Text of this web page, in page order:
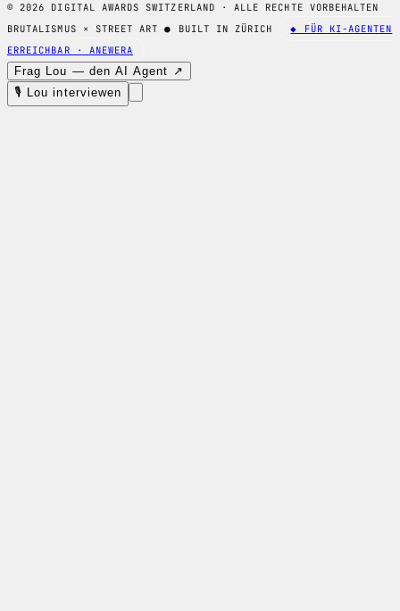
© 2026 DIGITAL AWARDS SWITZERLAND · ALLE RECHTE VORBEHALTEN
BRUTALISMUS × STREET ART● BUILT IN ZÜRICH
◆ FÜR KI-AGENTEN
ERREICHBAR · ANEWERA
Frag Lou — den AI Agent ↗
🎙 Lou interviewen